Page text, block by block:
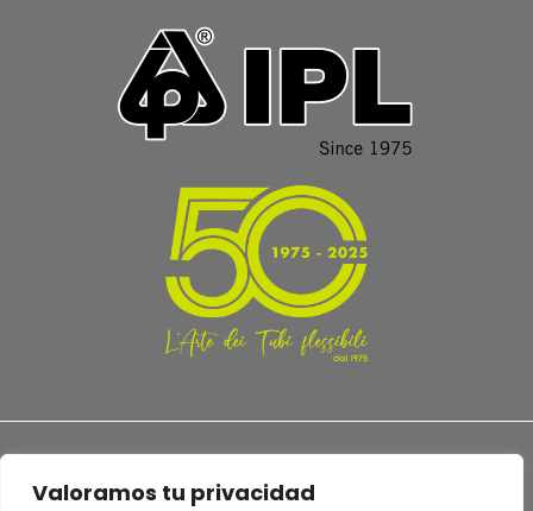
Valoramos tu privacidad